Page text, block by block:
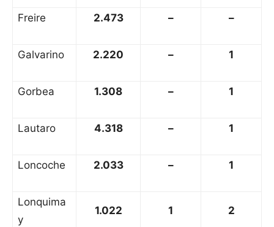
Freire 2.473 – –
Galvarino 2.220 – 1
Gorbea 1.308 – 1
Lautaro 4.318 – 1
Loncoche 2.033 – 1
Lonquima
y
1.022 1 2